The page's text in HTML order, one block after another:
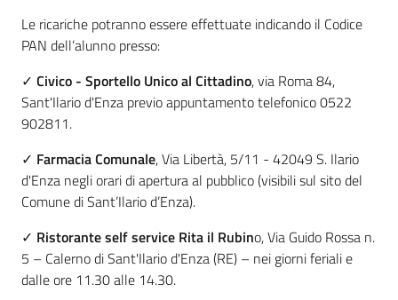
gli
argomenti...
Menu selezionato
Seguici
su
Le ricariche potranno essere effettuate indicando il Codice
PAN dell’alunno presso:
✓ Civico - Sportello Unico al Cittadino, via Roma 84,
Sant'Ilario d'Enza previo appuntamento telefonico 0522
902811.
✓ Farmacia Comunale, Via Libertà, 5/11 - 42049 S. Ilario
d'Enza negli orari di apertura al pubblico (visibili sul sito del
Comune di Sant’Ilario d’Enza).
✓ Ristorante self service Rita il Rubino, Via Guido Rossa n.
5 – Calerno di Sant'Ilario d'Enza (RE) – nei giorni feriali e
dalle ore 11.30 alle 14.30.